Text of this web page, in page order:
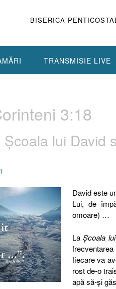
BISERICA
TRANSMISIE LIVE
3:18
Şcoala lui
David este
Lui, de
omoare) …
LaŞcoala
fiecare va
rost de-o
apă să-şi